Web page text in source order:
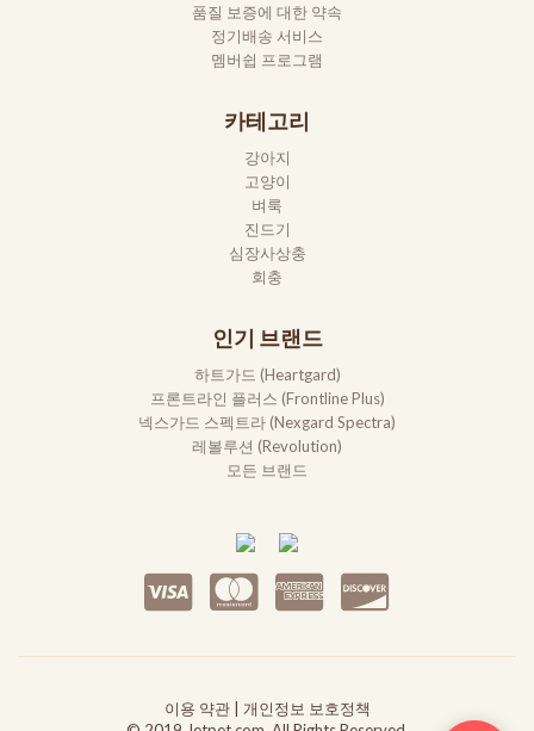
품질 보증에 대한 약속
정기배송 서비스
멤버쉽 프로그램
카테고리
강아지
고양이
벼룩
진드기
심장사상충
회충
인기 브랜드
하트가드 (Heartgard)
프론트라인 플러스 (Frontline Plus)
넥스가드 스펙트라 (Nexgard Spectra)
레볼루션 (Revolution)
모든 브랜드
이용 약관| 개인정보 보호정책